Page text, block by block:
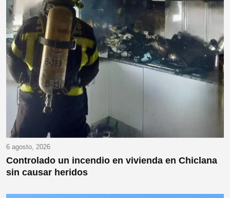
6 agosto, 2026
Controlado un incendio en vivienda en Chiclana
sin causar heridos